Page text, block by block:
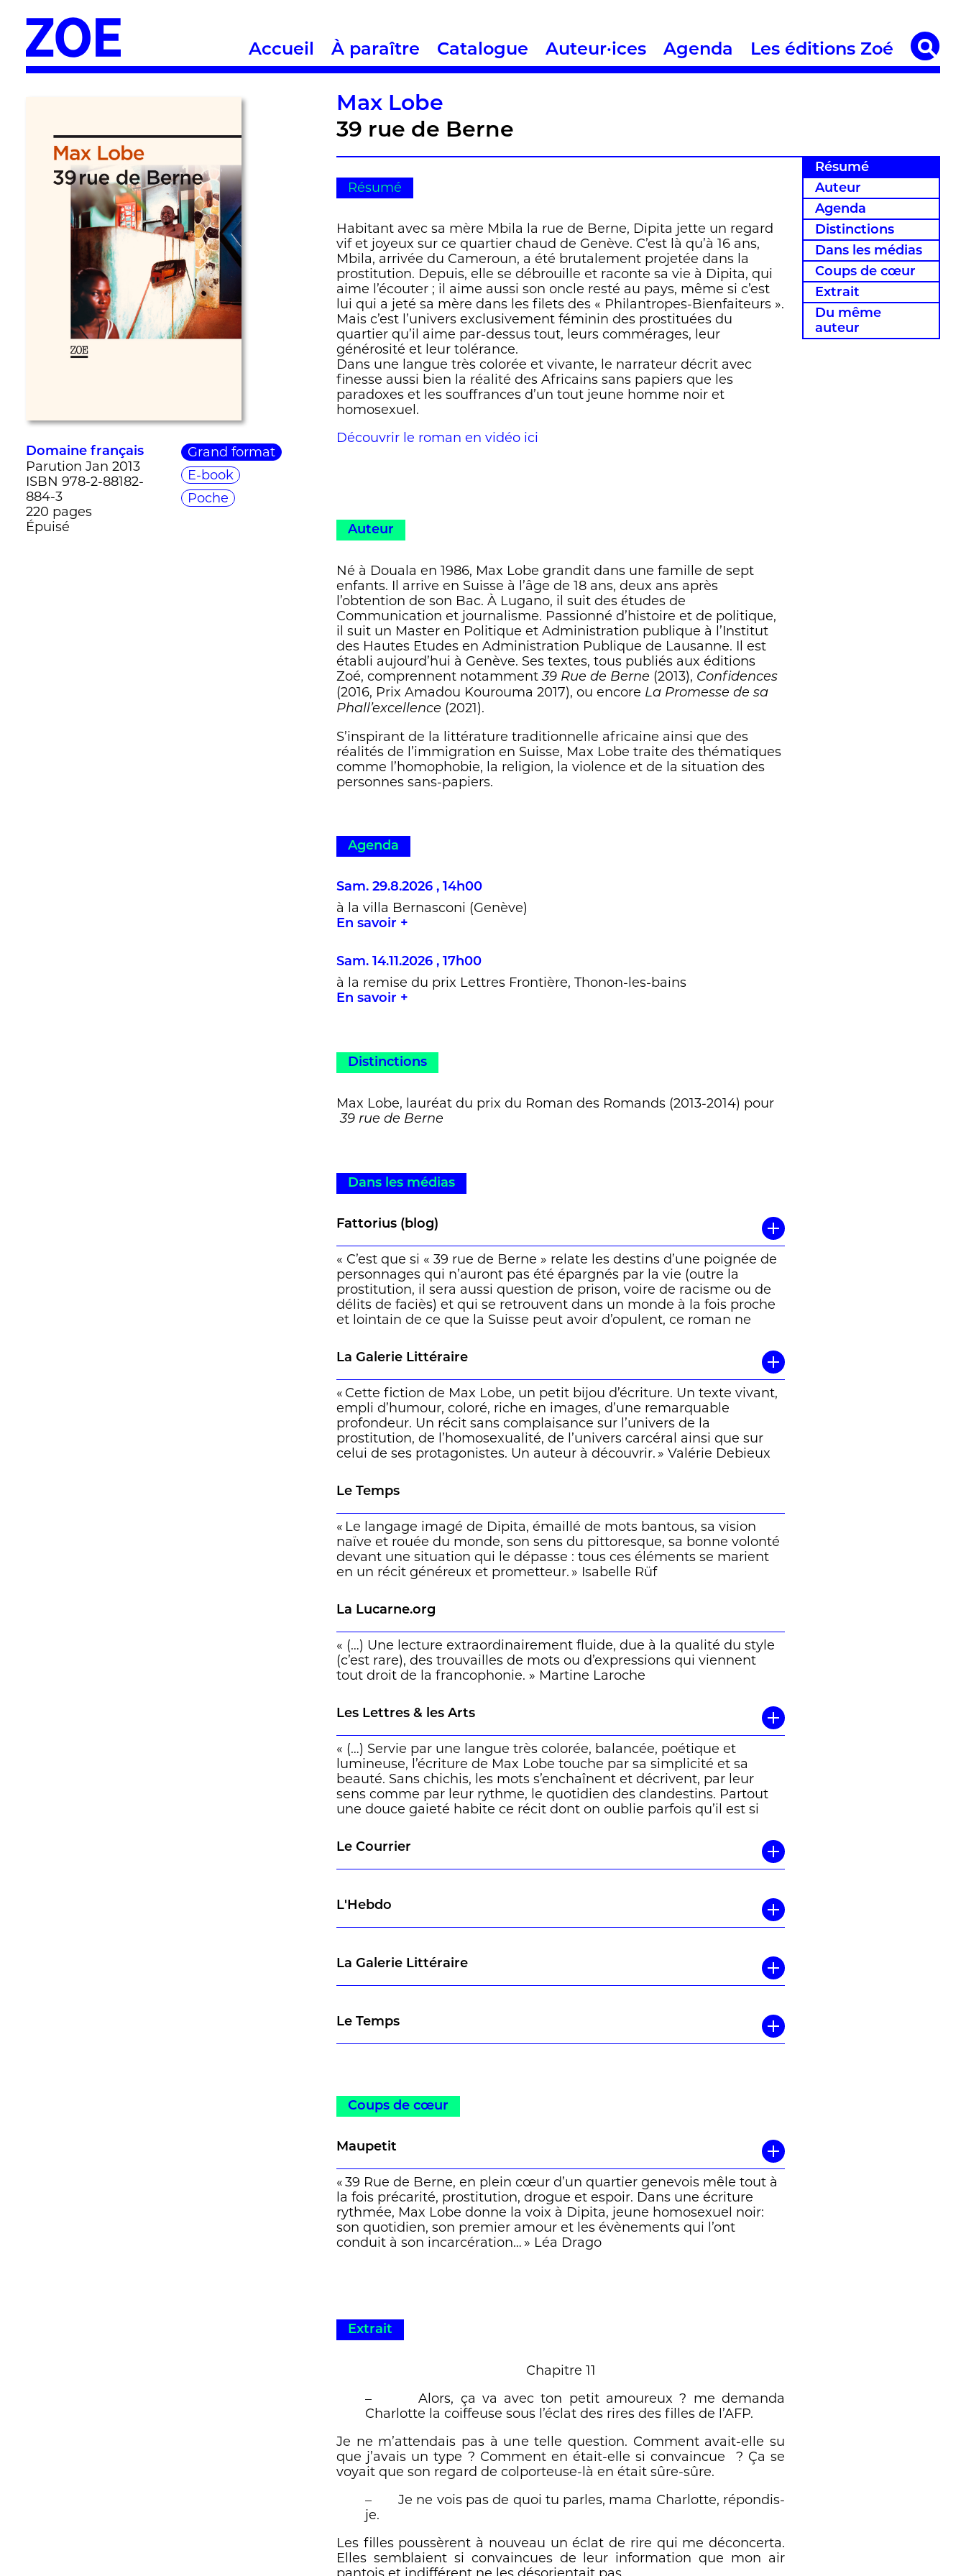
Accueil À paraître Catalogue Auteur·ices Agenda Les éditions Zoé
Domaine français
Parution Jan 2013
ISBN 978-2-88182-
884-3
220 pages
Épuisé
Grand format
E-book
Poche
Max Lobe
39 rue de Berne
Résumé
Auteur
Agenda
Distinctions
Dans les médias
Coups de cœur
Extrait
Du même
auteur
Résumé
Habitant avec sa mère Mbila la rue de Berne, Dipita jette un regard
vif et joyeux sur ce quartier chaud de Genève. C’est là qu’à 16 ans,
Mbila, arrivée du Cameroun, a été brutalement projetée dans la
prostitution. Depuis, elle se débrouille et raconte sa vie à Dipita, qui
aime l’écouter ; il aime aussi son oncle resté au pays, même si c’est
lui qui a jeté sa mère dans les filets des « Philantropes-Bienfaiteurs ».
Mais c’est l’univers exclusivement féminin des prostituées du
quartier qu’il aime par-dessus tout, leurs commérages, leur
générosité et leur tolérance.
Dans une langue très colorée et vivante, le narrateur décrit avec
finesse aussi bien la réalité des Africains sans papiers que les
paradoxes et les souffrances d’un tout jeune homme noir et
homosexuel.
Découvrir le roman en vidéo ici
Auteur
Né à Douala en 1986, Max Lobe grandit dans une famille de sept
enfants. Il arrive en Suisse à l’âge de 18 ans, deux ans après
l’obtention de son Bac. À Lugano, il suit des études de
Communication et journalisme. Passionné d’histoire et de politique,
il suit un Master en Politique et Administration publique à l’Institut
des Hautes Etudes en Administration Publique de Lausanne. Il est
établi aujourd’hui à Genève. Ses textes, tous publiés aux éditions
Zoé, comprennent notamment39 Rue de Berne (2013), Confidences
(2016, Prix Amadou Kourouma 2017), ou encore La Promesse de sa
Phall’excellence (2021).
S’inspirant de la littérature traditionnelle africaine ainsi que des
réalités de l’immigration en Suisse, Max Lobe traite des thématiques
comme l’homophobie, la religion, la violence et de la situation des
personnes sans-papiers.
Agenda
Sam. 29.8.2026 , 14h00
à la villa Bernasconi (Genève)
En savoir +
Sam. 14.11.2026 , 17h00
à la remise du prix Lettres Frontière, Thonon-les-bains
En savoir +
Distinctions
Max Lobe, lauréat du prix du Roman des Romands (2013-2014) pour
39 rue de Berne
Dans les médias
Fattorius (blog)
« C’est que si « 39 rue de Berne » relate les destins d’une poignée de
personnages qui n’auront pas été épargnés par la vie (outre la
prostitution, il sera aussi question de prison, voire de racisme ou de
délits de faciès) et qui se retrouvent dans un monde à la fois proche
et lointain de ce que la Suisse peut avoir d’opulent, ce roman ne
sourire, par l’écriture. Celle-ci passe par l’envie constante, de la part
de l’auteur, de trouver des images qui font naturellement mouche,
mais aussi par le choix d’une écriture délibérément colorée de tours
de langage camerounais. Il en résulte un premier roman à la voix
personnelle, recréée de manière naturelle à force d’avoir été
travaillée, à la manière d’un Ramuz – cité soit dit en passant au fil du
roman. Ainsi se fait la jointure entre le Cameroun et la Suisse, qui
sont les deux pays de l’écrivain. »
Une chronique de Daniel Fattore à lire
La Galerie Littéraire
« Cette fiction de Max Lobe, un petit bijou d’écriture. Un texte vivant,
empli d’humour, coloré, riche en images, d’une remarquable
profondeur. Un récit sans complaisance sur l’univers de la
prostitution, de l’homosexualité, de l’univers carcéral ainsi que sur
celui de ses protagonistes. Un auteur à découvrir. » Valérie Debieux
Le Temps
« Le langage imagé de Dipita, émaillé de mots bantous, sa vision
naïve et rouée du monde, son sens du pittoresque, sa bonne volonté
devant une situation qui le dépasse : tous ces éléments se marient
en un récit généreux et prometteur. » Isabelle Rüf
La Lucarne.org
« (…) Une lecture extraordinairement fluide, due à la qualité du style
(c’est rare), des trouvailles de mots ou d’expressions qui viennent
tout droit de la francophonie. » Martine Laroche
Les Lettres & les Arts
« (…) Servie par une langue très colorée, balancée, poétique et
lumineuse, l’écriture de Max Lobe touche par sa simplicité et sa
beauté. Sans chichis, les mots s’enchaînent et décrivent, par leur
sens comme par leur rythme, le quotidien des clandestins. Partout
une douce gaieté habite ce récit dont on oublie parfois qu’il est si
(…) Ce deuxième roman de Max Lobe, après un premier récit publié
aux Editions des sauvages –L’enfant du miracle-, invente une
couleurs. (…) » Julie Montandon
Le Courrier
L'Hebdo
La Galerie Littéraire
Le Temps
Coups de cœur
Maupetit
« 39 Rue de Berne, en plein cœur d’un quartier genevois mêle tout à
la fois précarité, prostitution, drogue et espoir. Dans une écriture
rythmée, Max Lobe donne la voix à Dipita, jeune homosexuel noir:
son quotidien, son premier amour et les évènements qui l’ont
conduit à son incarcération… » Léa Drago
Extrait
Chapitre 11
– Alors, ça va avec ton petit amoureux ? me demanda
Charlotte la coiffeuse sous l’éclat des rires des filles de l’AFP.
Je ne m’attendais pas à une telle question. Comment avait-elle su
que j’avais un type ? Comment en était-elle si convaincue ? Ça se
voyait que son regard de colporteuse-là en était sûre-sûre.
– Je ne vois pas de quoi tu parles, mama Charlotte, répondis-
je.
Les filles poussèrent à nouveau un éclat de rire qui me déconcerta.
Elles semblaient si convaincues de leur information que mon air